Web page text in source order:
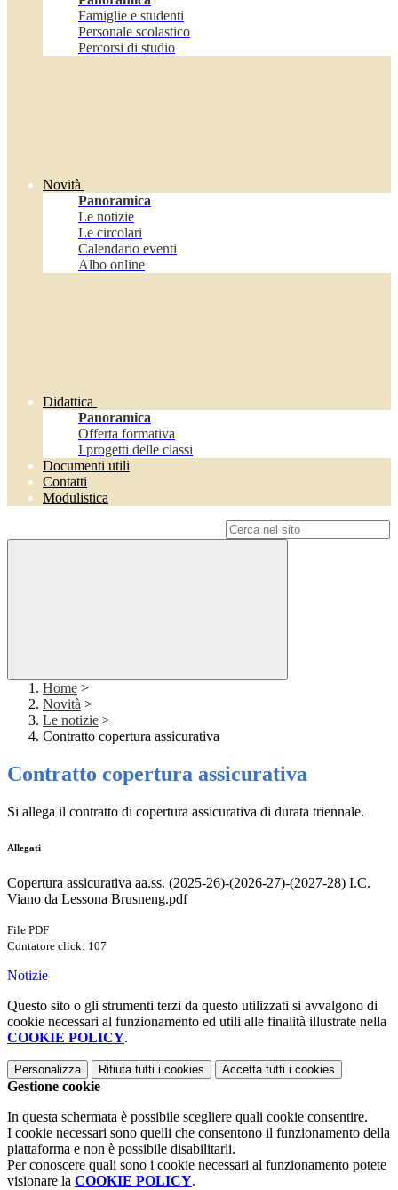
Famiglie e studenti
Personale scolastico
Percorsi di studio
Novità
Panoramica
Le notizie
Le circolari
Calendario eventi
Albo online
Didattica
Panoramica
Offerta formativa
I progetti delle classi
Documenti utili
Contatti
Modulistica
Home >
Novità >
Le notizie >
Contratto copertura assicurativa
Contratto copertura assicurativa
Si allega il contratto di copertura assicurativa di durata triennale.
Allegati
Copertura assicurativa aa.ss. (2025-26)-(2026-27)-(2027-28) I.C.
Viano da Lessona Brusneng.pdf
File PDF
Contatore click: 107
Notizie
Questo sito o gli strumenti terzi da questo utilizzati si avvalgono di
cookie necessari al funzionamento ed utili alle finalità illustrate nella
COOKIE POLICY.
Personalizza Rifiuta tutti i cookies Accetta tutti i cookies
Gestione cookie
In questa schermata è possibile scegliere quali cookie consentire.
I cookie necessari sono quelli che consentono il funzionamento della
piattaforma e non è possibile disabilitarli.
Per conoscere quali sono i cookie necessari al funzionamento potete
visionare la COOKIE POLICY.